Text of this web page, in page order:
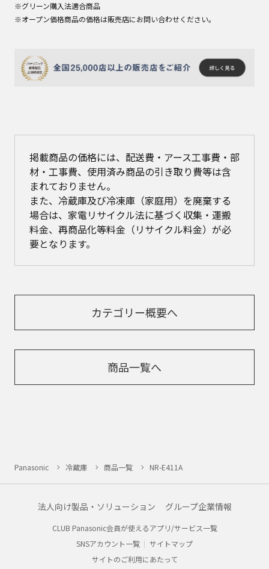
※グリーン購入法適合商品
※オープン価格商品の価格は販売店にお問い合わせください。
掲載商品の価格には、配送費・アース工事費・部
材・工事費、使用済み商品の引き取り費等は含
まれておりません。
また、冷蔵庫及び冷凍庫（家庭用）を廃棄する
場合は、家電リサイクル法に基づく収集・運搬
料金、再商品化等料金（リサイクル料金）が必
要となります。
カテゴリー概要へ
商品一覧へ
Panasonic 冷蔵庫 商品一覧 NR-E411A
法人向け製品・ソリューション グループ企業情報
CLUB Panasonic会員が使えるアプリ/サービス一覧
SNSアカウント一覧
サイトマップ
サイトのご利用にあたって